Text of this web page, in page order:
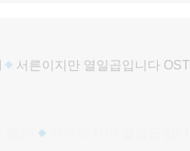
서른이지만 열일곱입니다